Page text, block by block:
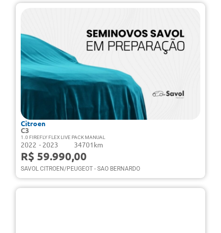
Citroen
C3
1.0 FIREFLY FLEX LIVE PACK MANUAL
2022 - 2023 34701km
R$ 59.990,00
SAVOL CITROEN/PEUGEOT - SAO BERNARDO